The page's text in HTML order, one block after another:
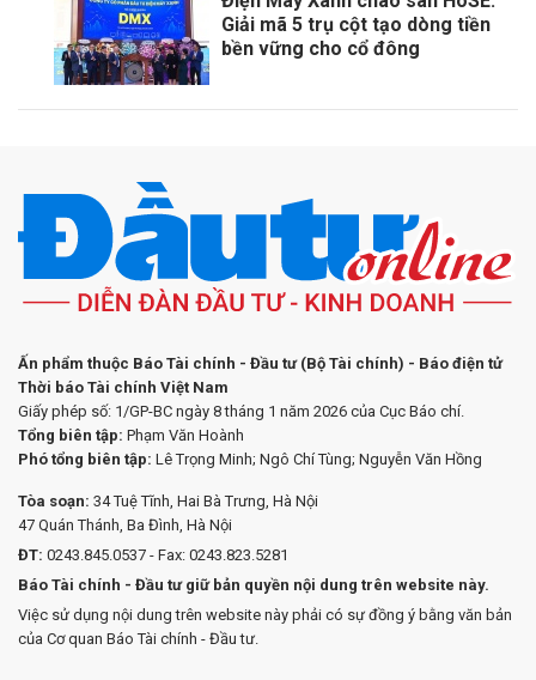
Giải mã 5 trụ cột tạo dòng tiền
bền vững cho cổ đông
Ấn phẩm thuộc Báo Tài chính - Đầu tư (Bộ Tài chính) - Báo điện tử
Thời báo Tài chính Việt Nam
Giấy phép số: 1/GP-BC ngày 8 tháng 1 năm 2026 của Cục Báo chí.
Tổng biên tập: Phạm Văn Hoành
Phó tổng biên tập: Lê Trọng Minh; Ngô Chí Tùng; Nguyễn Văn Hồng
Tòa soạn: 34 Tuệ Tĩnh, Hai Bà Trưng, Hà Nội
47 Quán Thánh, Ba Đình, Hà Nội
ĐT: 0243.845.0537 - Fax: 0243.823.5281
Báo Tài chính - Đầu tư giữ bản quyền nội dung trên website này.
Việc sử dụng nội dung trên website này phải có sự đồng ý bằng văn bản
của Cơ quan Báo Tài chính - Đầu tư.